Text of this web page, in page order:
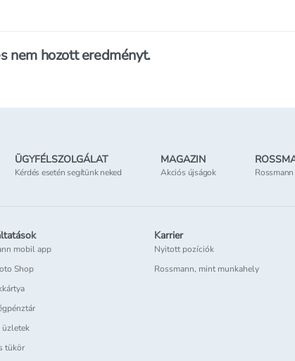
nem hozott eredményt.
ÜGYFÉLSZOLGÁLAT
Kérdés esetén segítünk neked
MAGAZIN
Akciós újságok
mobil app
Shop
tükör
Karrier
Nyitott pozíciók
Rossmann, mint munkahely